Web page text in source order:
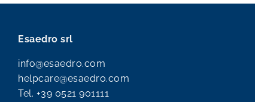
Esaedro srl
info@esaedro.com
helpcare@esaedro.com
Tel. +39 0521 901111